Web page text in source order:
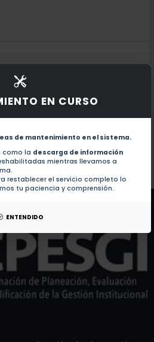
EN CURSO
de mantenimiento en el sistema.
como la descarga de información
mientras llevamos a
restablecer el servicio completo lo
tu paciencia y comprensión.
ENTENDIDO
de este autor.
de este autor.